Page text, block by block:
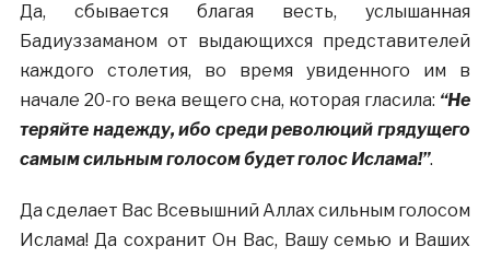
Да, сбывается благая весть, услышанная
Бадиуззаманом от выдающихся представителей
каждого столетия, во время увиденного им в
начале 20-го века вещего сна, которая гласила: “Не
теряйте надежду, ибо среди революций грядущего
самым сильным голосом будет голос Ислама!”.
Да сделает Вас Всевышний Аллах сильным голосом
Ислама! Да сохранит Он Вас, Вашу семью и Ваших